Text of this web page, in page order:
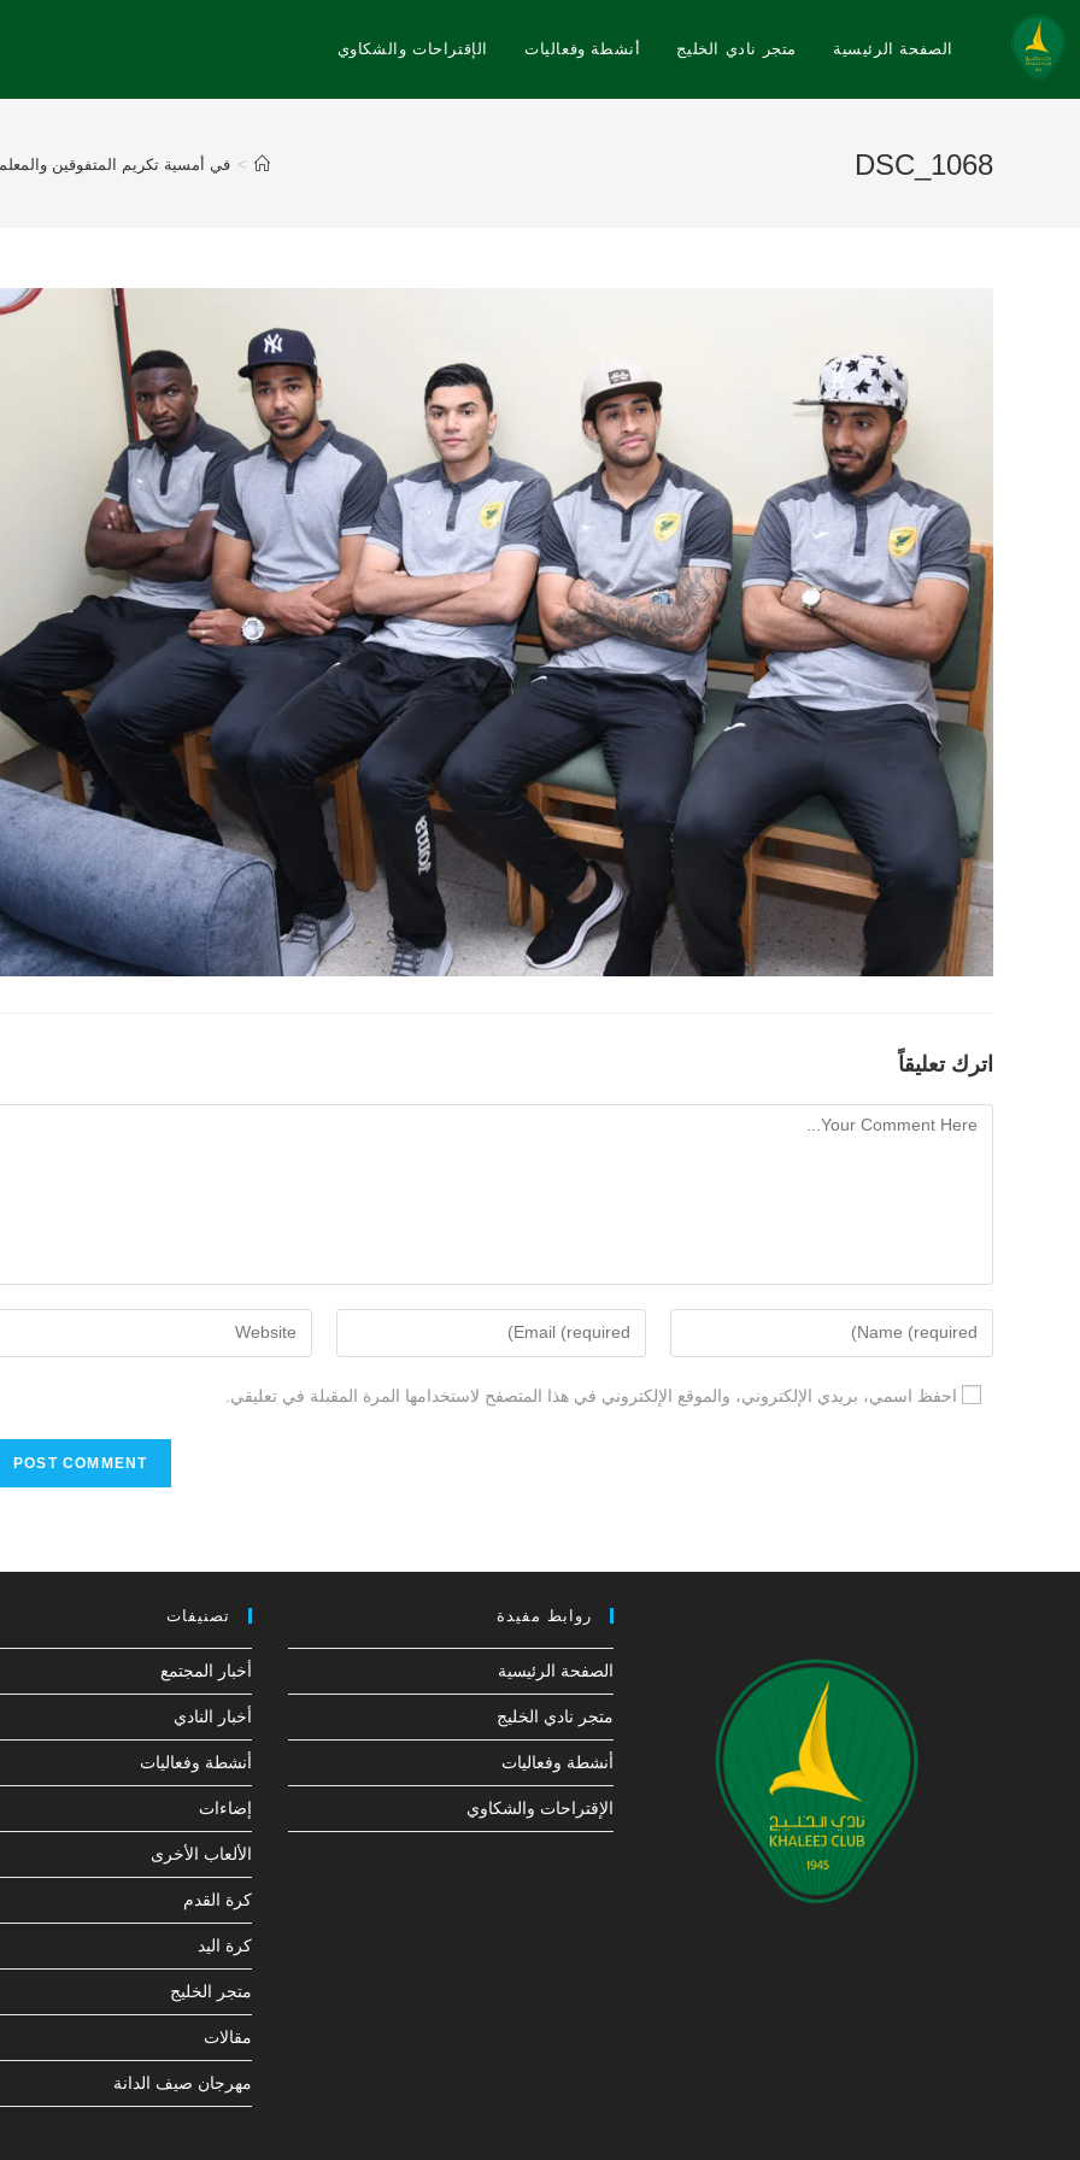
الصفحة الرئيسية متجر نادي الخليج أنشطة وفعاليات الإقتراحات والشكاوي
DSC_1068
> في أمسية تكريم المتفوقين والمعلمين المتقاعدين الـ 15 برعاية الدكتور عبد الله السيهاتي وبحضور نزيه النصر عضو إتحاد القدم
اترك تعليقاً
احفظ اسمي، بريدي الإلكتروني، والموقع الإلكتروني في هذا المتصفح لاستخدامها المرة المقبلة في تعليقي.
روابط مفيدة
الصفحة الرئيسية
متجر نادي الخليج
أنشطة وفعاليات
الإقتراحات والشكاوي
تصنيفات
أخبار المجتمع
أخبار النادي
أنشطة وفعاليات
إضاءات
الألعاب الأخرى
كرة القدم
كرة اليد
متجر الخليج
مقالات
مهرجان صيف الدانة